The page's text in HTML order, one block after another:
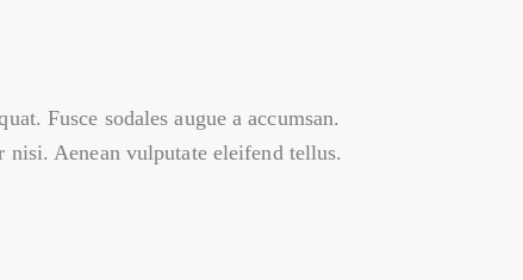
Fusce sodales augue a accumsan.
Aenean vulputate eleifend tellus.